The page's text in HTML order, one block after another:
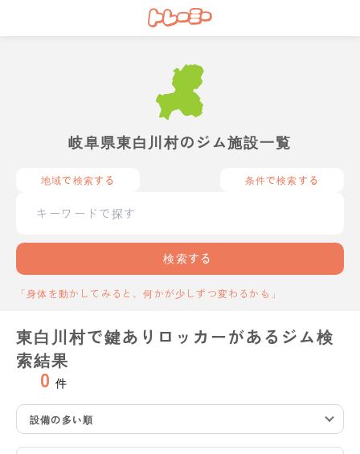
岐阜県東白川村のジム施設一覧
地域で検索する 条件で検索する
検索する
「身体を動かしてみると、何かが少しずつ変わるかも」
東白川村で鍵ありロッカーがあるジム検
索結果
0 件
設備の多い順